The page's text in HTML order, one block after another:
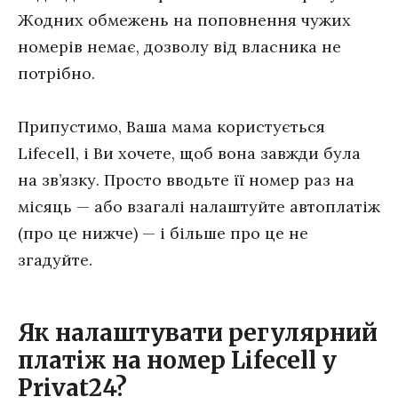
Жодних обмежень на поповнення чужих
номерів немає, дозволу від власника не
потрібно.
Припустимо, Ваша мама користується
Lifecell, і Ви хочете, щоб вона завжди була
на зв’язку. Просто вводьте її номер раз на
місяць — або взагалі налаштуйте автоплатіж
(про це нижче) — і більше про це не
згадуйте.
Як налаштувати регулярний
платіж на номер Lifecell у
Privat24?